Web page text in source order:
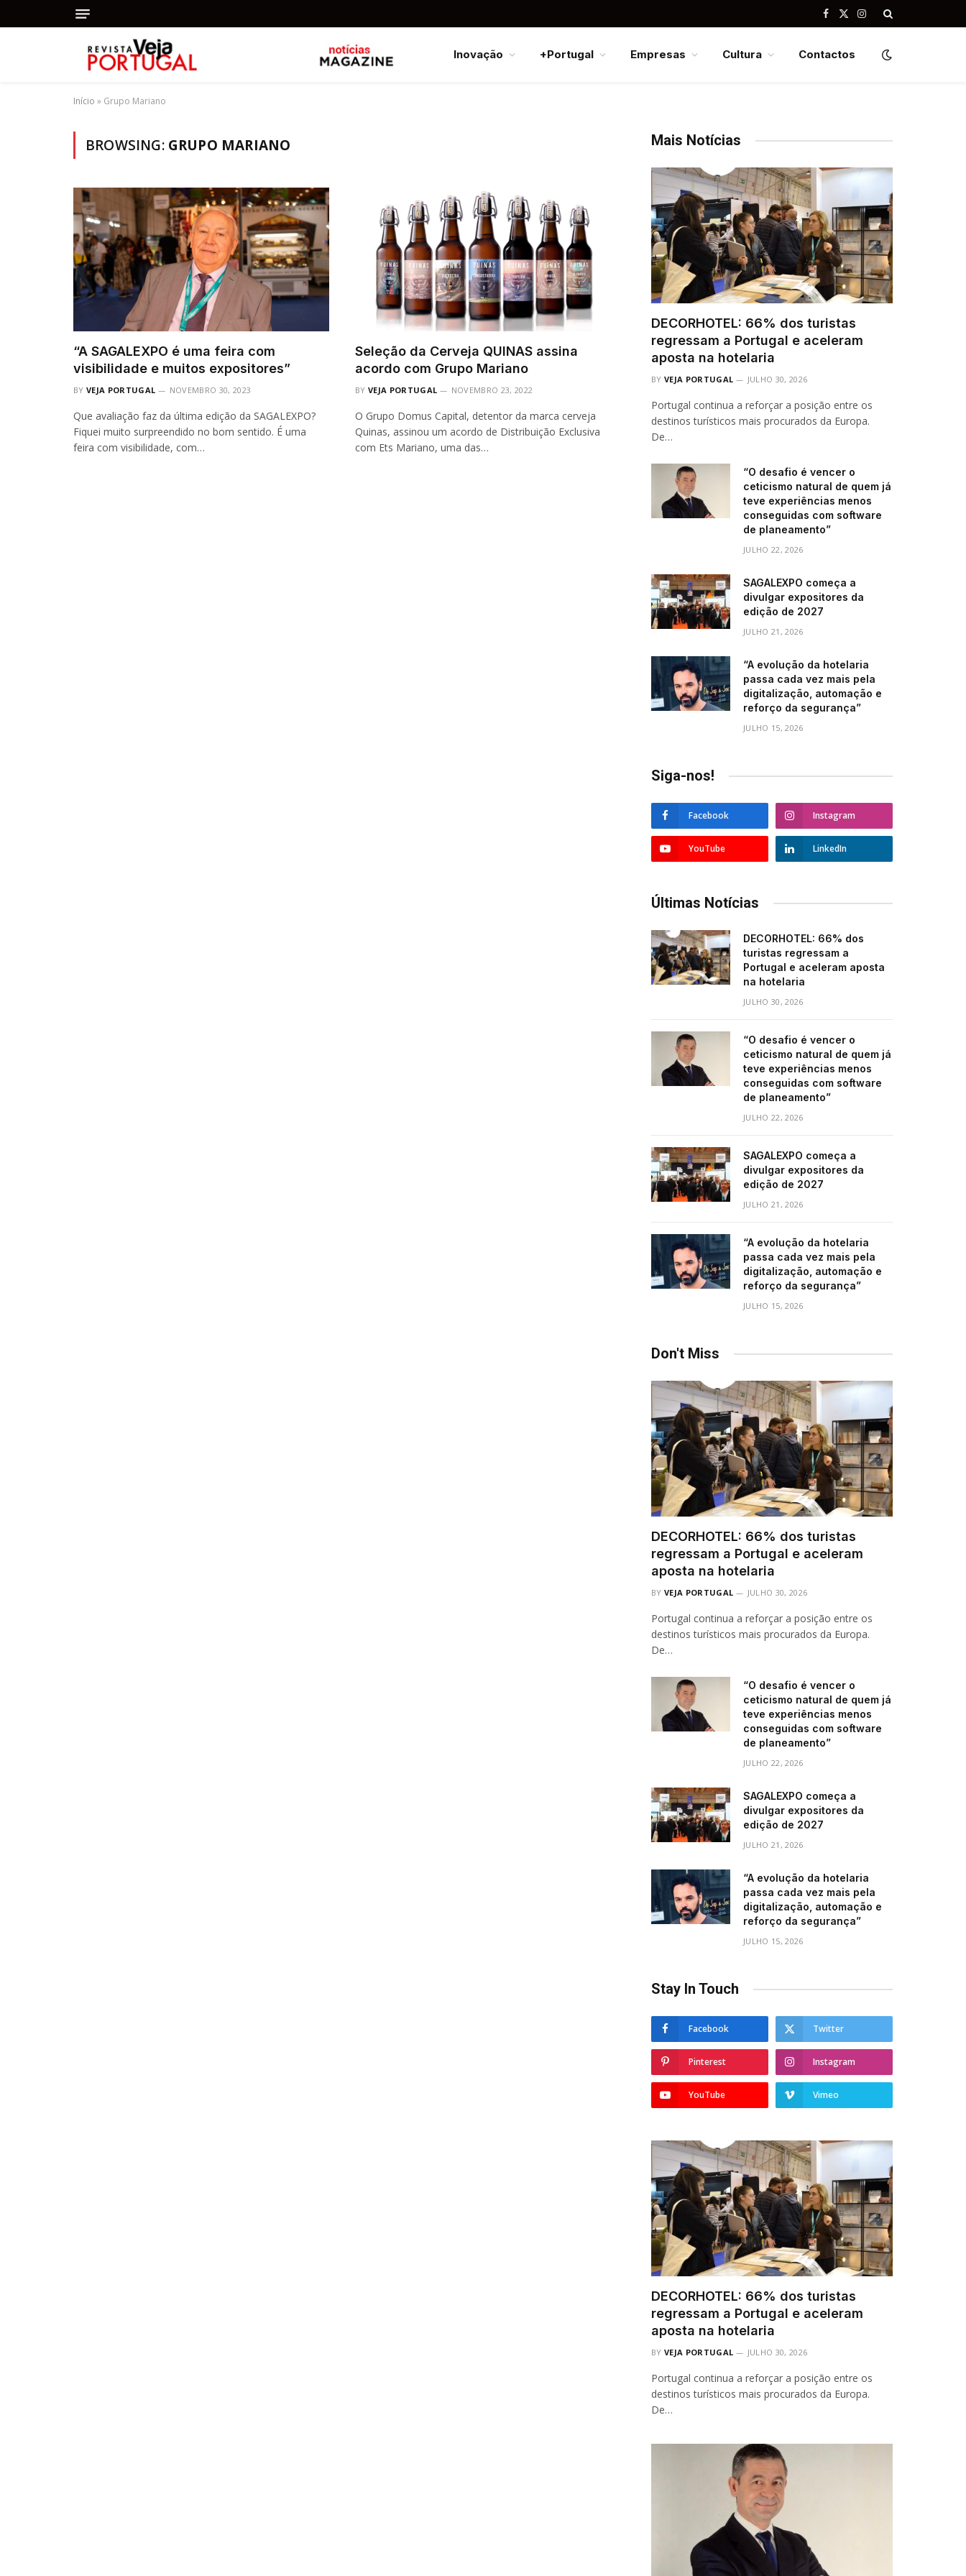
Facebook
X
Instagram
Inovação +Portugal Empresas Cultura Contactos
Início » Grupo Mariano
BROWSING: GRUPO MARIANO
“A SAGALEXPO é uma feira com
visibilidade e muitos expositores”
BY VEJA PORTUGAL NOVEMBRO 30, 2023
Que avaliação faz da última edição da SAGALEXPO?
Fiquei muito surpreendido no bom sentido. É uma
feira com visibilidade, com…
Seleção da Cerveja QUINAS assina
acordo com Grupo Mariano
BY VEJA PORTUGAL NOVEMBRO 23, 2022
O Grupo Domus Capital, detentor da marca cerveja
Quinas, assinou um acordo de Distribuição Exclusiva
com Ets Mariano, uma das…
Mais Notícias
DECORHOTEL: 66% dos turistas
regressam a Portugal e aceleram
aposta na hotelaria
BY VEJA PORTUGAL JULHO 30, 2026
Portugal continua a reforçar a posição entre os
destinos turísticos mais procurados da Europa.
De…
“O desafio é vencer o
ceticismo natural de quem já
teve experiências menos
conseguidas com software
de planeamento”
JULHO 22, 2026
SAGALEXPO começa a
divulgar expositores da
edição de 2027
JULHO 21, 2026
“A evolução da hotelaria
passa cada vez mais pela
digitalização, automação e
reforço da segurança”
JULHO 15, 2026
Siga-nos!
Facebook Instagram
YouTube LinkedIn
Últimas Notícias
DECORHOTEL: 66% dos
turistas regressam a
Portugal e aceleram aposta
na hotelaria
JULHO 30, 2026
“O desafio é vencer o
ceticismo natural de quem já
teve experiências menos
conseguidas com software
de planeamento”
JULHO 22, 2026
SAGALEXPO começa a
divulgar expositores da
edição de 2027
JULHO 21, 2026
“A evolução da hotelaria
passa cada vez mais pela
digitalização, automação e
reforço da segurança”
JULHO 15, 2026
Don't Miss
DECORHOTEL: 66% dos turistas
regressam a Portugal e aceleram
aposta na hotelaria
BY VEJA PORTUGAL JULHO 30, 2026
Portugal continua a reforçar a posição entre os
destinos turísticos mais procurados da Europa.
De…
“O desafio é vencer o
ceticismo natural de quem já
teve experiências menos
conseguidas com software
de planeamento”
JULHO 22, 2026
SAGALEXPO começa a
divulgar expositores da
edição de 2027
JULHO 21, 2026
“A evolução da hotelaria
passa cada vez mais pela
digitalização, automação e
reforço da segurança”
JULHO 15, 2026
Stay In Touch
Facebook Twitter
Pinterest Instagram
YouTube Vimeo
DECORHOTEL: 66% dos turistas
regressam a Portugal e aceleram
aposta na hotelaria
BY VEJA PORTUGAL JULHO 30, 2026
Portugal continua a reforçar a posição entre os
destinos turísticos mais procurados da Europa.
De…